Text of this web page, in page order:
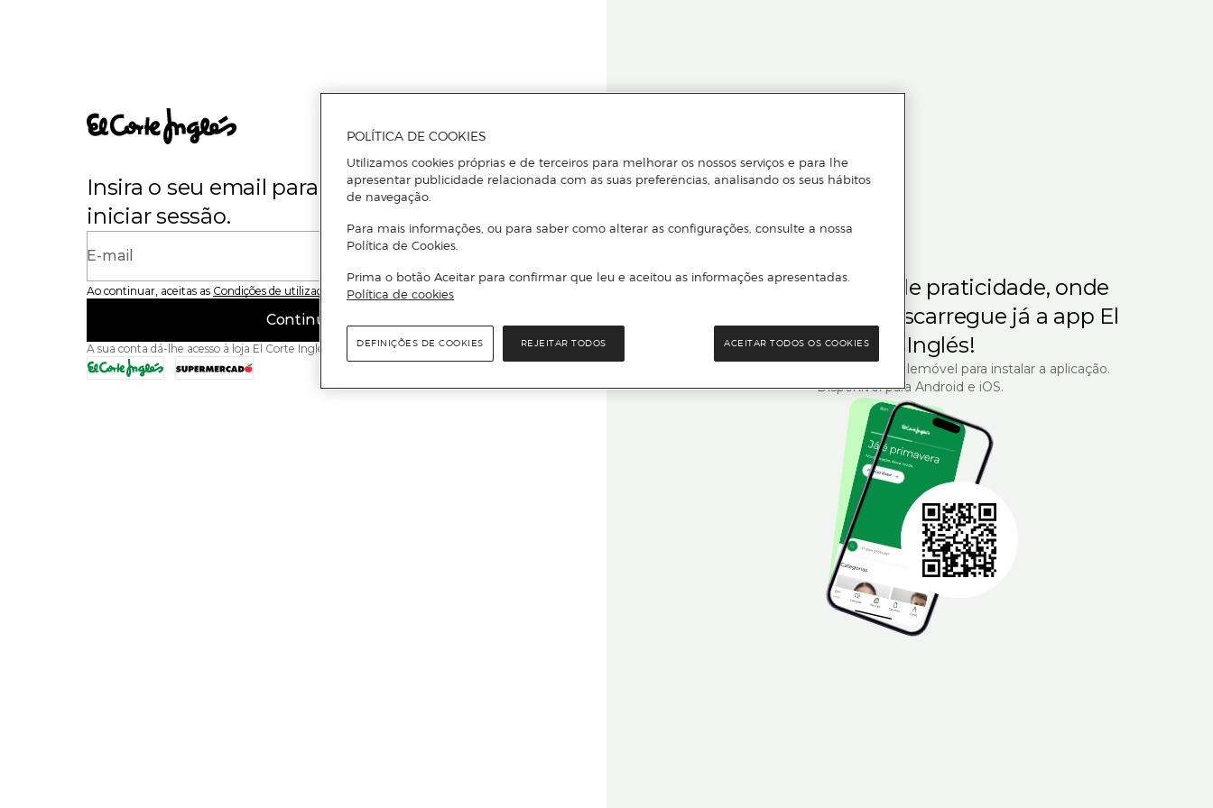
Insira o seu email para se registar ou
iniciar sessão.
E-mail
Ao continuar, aceitas as Condições de utilização do site
Continuar
A sua conta dá-lhe acesso à loja El Corte Inglés e ao Supermercado El Corte Inglés.
Para quem gosta de praticidade, onde
Descarregue já a app El
Corte Inglés!
Leia o código QR com o seu telemóvel para instalar a aplicação.
Disponível para Android e iOS.
POLÍTICA DE COOKIES
Utilizamos cookies próprias e de terceiros para melhorar os nossos serviços e para lhe
apresentar publicidade relacionada com as suas preferências, analisando os seus hábitos
de navegação.
Para mais informações, ou para saber como alterar as configurações, consulte a nossa
Política de Cookies.
Prima o botão Aceitar para confirmar que leu e aceitou as informações apresentadas.
Política de cookies
REJEITAR TODOS ACEITAR TODOS OS COOKIES
DEFINIÇÕES DE COOKIES